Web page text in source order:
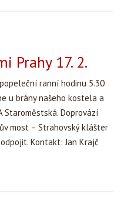
Prahy 17. 2.
ranní hodinu 5.30
u brány našeho kostela a
Staroměstská. Doprovází
most – Strahovský klášter
Kontakt: Jan Krajč